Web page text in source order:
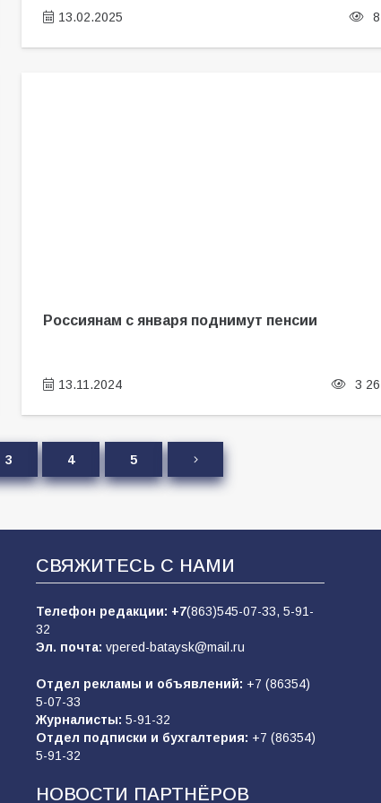
13.02.2025
Россиянам с января поднимут пенсии
13.11.2024 3
3 4 5
СВЯЖИТЕСЬ С НАМИ
Телефон редакции: +7(863)545-07-33, 5-91-
32
Эл. почта: vpered-bataysk@mail.ru
Отдел рекламы и объявлений: +7 (86354)
5-07-33
Журналисты: 5-91-32
Отдел подписки и бухгалтерия: +7 (86354)
5-91-32
НОВОСТИ ПАРТНЁРОВ